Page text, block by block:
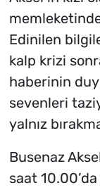
Edinilen
kalp krizi
haberinin
sevenleri
yalnız
Busenaz
saat 10.00’da